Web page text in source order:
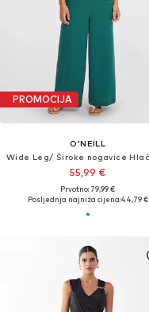
PROMOCIJA
O'NEILL
55,99 €
Prvotno: 79,99 €
Posljednja najniža cijena:44,79 €